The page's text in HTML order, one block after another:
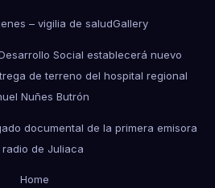
– vigilia de saludGallery
Social establecerá nuevo
de terreno del hospital regional
Nuñes Butrón
documental de la primera emisora
radio de Juliaca
Home